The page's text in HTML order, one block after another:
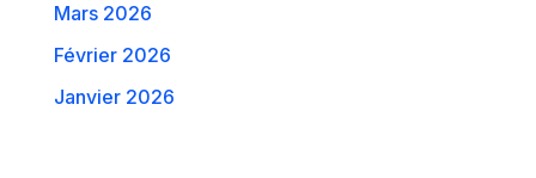
Mars 2026
Février 2026
Janvier 2026